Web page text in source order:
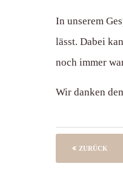
In unserem
lässt. Dabei
noch immer
Wir danken
ZURÜCK